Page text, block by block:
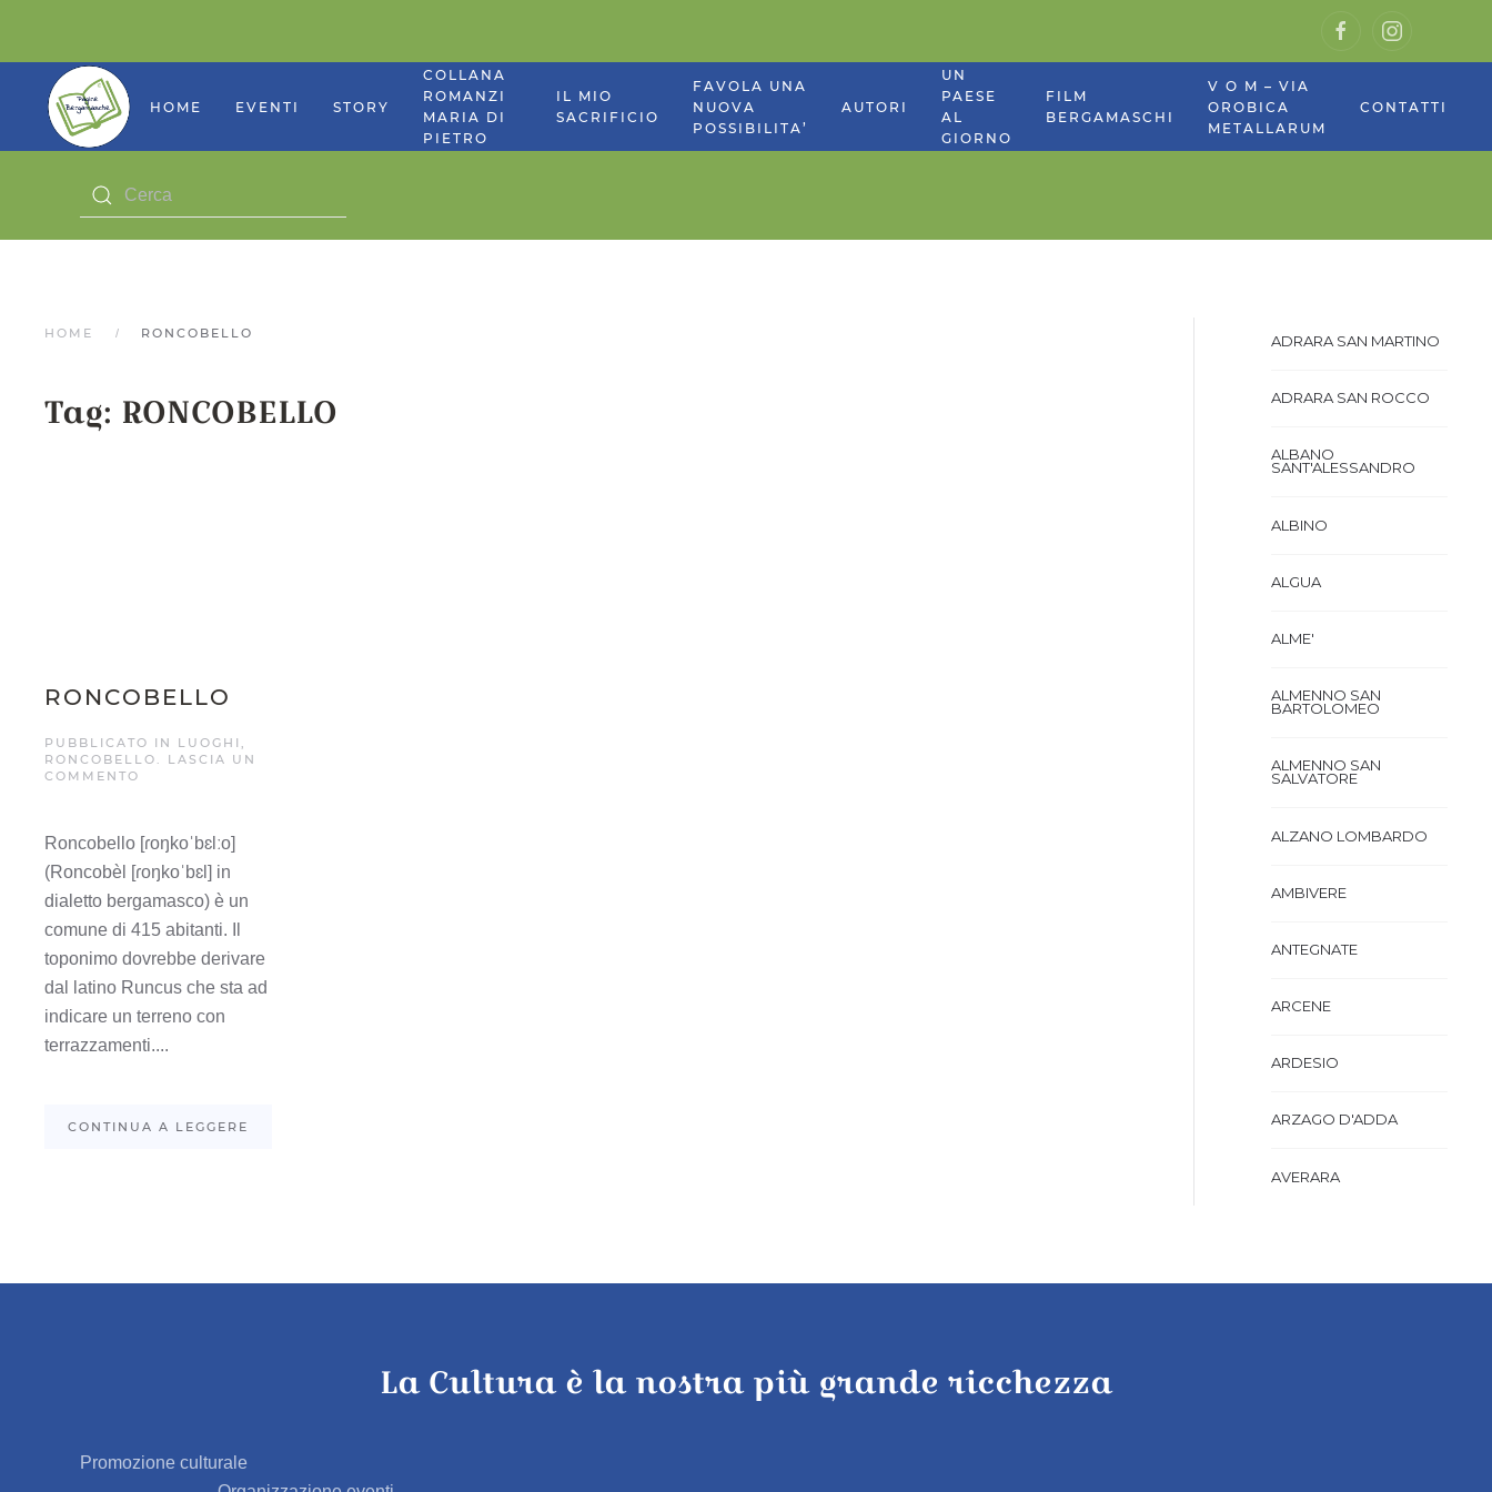
HOME EVENTI STORY
COLLANA
ROMANZI
MARIA DI
PIETRO
IL MIO
SACRIFICIO
FAVOLA UNA
NUOVA
POSSIBILITA’
AUTORI
UN
PAESE
AL
GIORNO
FILM
BERGAMASCHI
V O M – VIA
OROBICA
METALLARUM
CONTATTI
HOME RONCOBELLO
Tag: RONCOBELLO
RONCOBELLO
PUBBLICATO IN LUOGHI ,
RONCOBELLO . LASCIA UN
COMMENTO
Roncobello [ɾoŋkoˈbɛlːo]
(Roncobèl [ɾoŋkoˈbɛl] in
dialetto bergamasco) è un
comune di 415 abitanti. Il
toponimo dovrebbe derivare
dal latino Runcus che sta ad
indicare un terreno con
terrazzamenti....
CONTINUA A LEGGERE
ADRARA SAN MARTINO
ADRARA SAN ROCCO
ALBANO
SANT'ALESSANDRO
ALBINO
ALGUA
ALME'
ALMENNO SAN
BARTOLOMEO
ALMENNO SAN
SALVATORE
ALZANO LOMBARDO
AMBIVERE
ANTEGNATE
ARCENE
ARDESIO
ARZAGO D'ADDA
AVERARA
La Cultura è la nostra più grande ricchezza
Promozione culturale